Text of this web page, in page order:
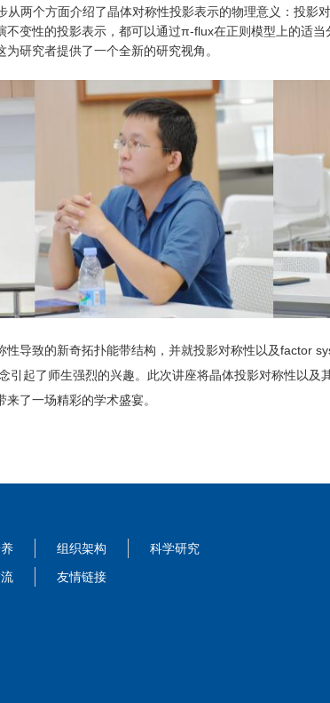
两个方面介绍了晶体对称性投影表示的物理意义：投影
不变性的投影表示，都可以通过π-flux在正则模型上的适
研究者提供了一个全新的研究视角。
性导致的新奇拓扑能带结构，并就投影对称性以及factor
引起了师生强烈的兴趣。此次讲座将晶体投影对称性以及
了一场精彩的学术盛宴。
组织架构
科学研究
友情链接